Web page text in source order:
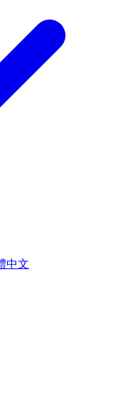
中文